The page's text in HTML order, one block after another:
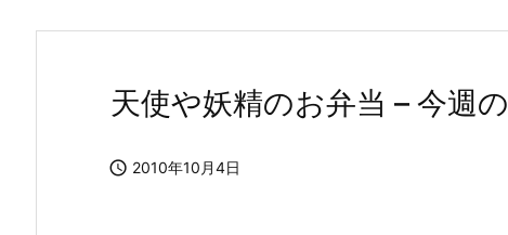
天使や妖精のお弁当 – 今週
 2010年10月4日